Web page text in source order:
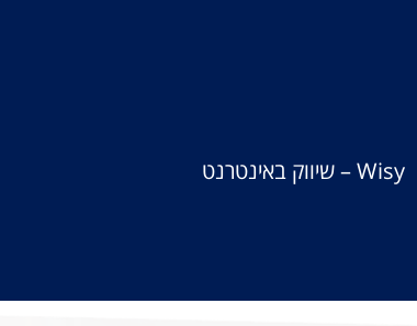
Wisy – שיווק באינטרנט